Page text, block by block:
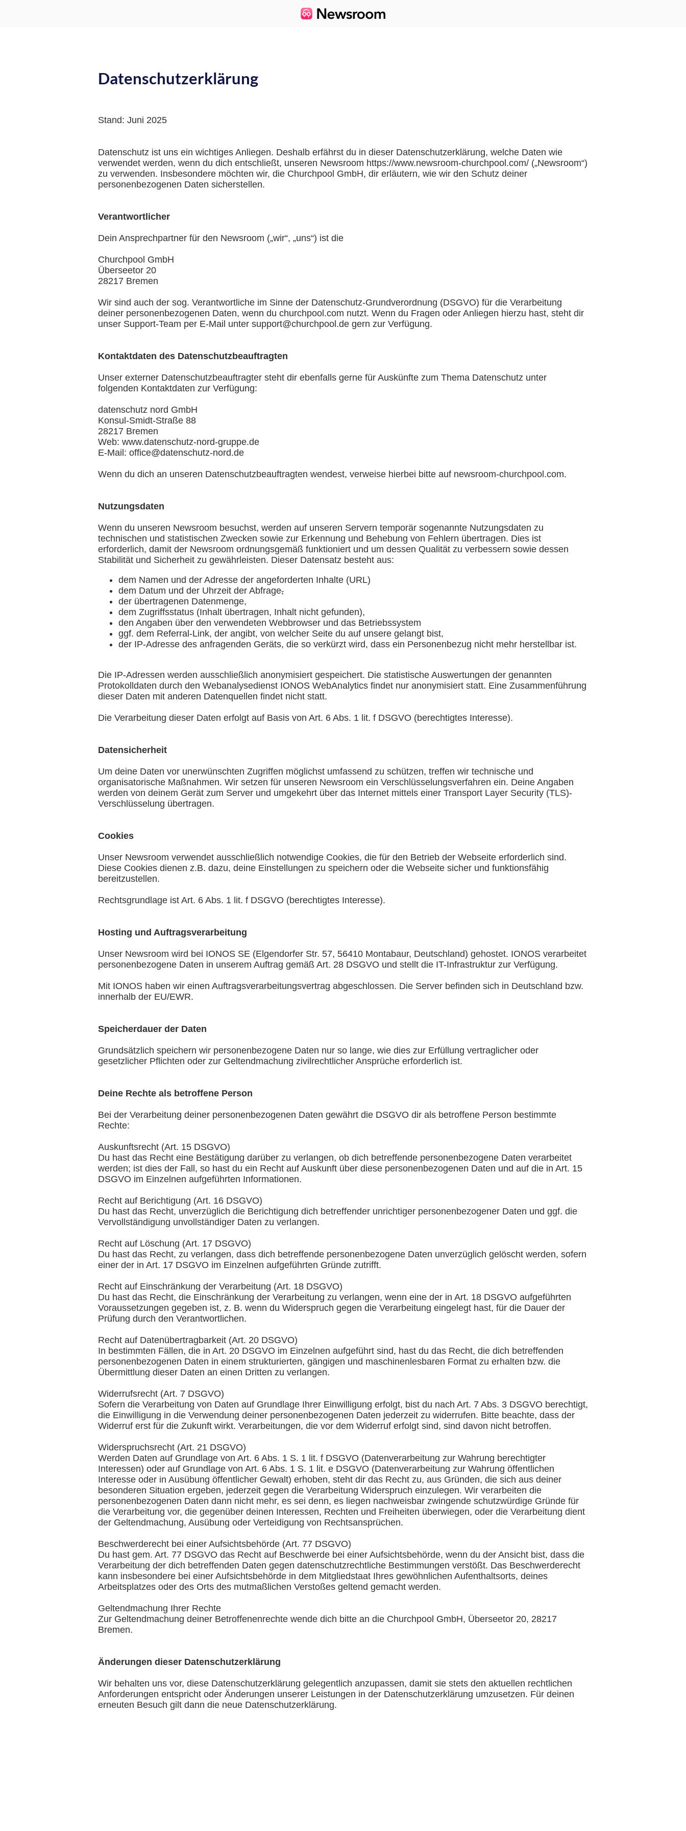
Datenschutzerklärung
Stand: Juni 2025
Datenschutz ist uns ein wichtiges Anliegen. Deshalb erfährst du in dieser Datenschutzerklärung, welche Daten wie
verwendet werden, wenn du dich entschließt, unseren Newsroom https://www.newsroom-churchpool.com/ („Newsroom“)
zu verwenden. Insbesondere möchten wir, die Churchpool GmbH, dir erläutern, wie wir den Schutz deiner
personenbezogenen Daten sicherstellen.
Verantwortlicher
Dein Ansprechpartner für den Newsroom („wir“, „uns“) ist die
Churchpool GmbH
Überseetor 20
28217 Bremen
Wir sind auch der sog. Verantwortliche im Sinne der Datenschutz-Grundverordnung (DSGVO) für die Verarbeitung
deiner personenbezogenen Daten, wenn du churchpool.com nutzt. Wenn du Fragen oder Anliegen hierzu hast, steht dir
unser Support-Team per E-Mail unter support@churchpool.de gern zur Verfügung.
Kontaktdaten des Datenschutzbeauftragten
Unser externer Datenschutzbeauftragter steht dir ebenfalls gerne für Auskünfte zum Thema Datenschutz unter
folgenden Kontaktdaten zur Verfügung:
datenschutz nord GmbH
Konsul-Smidt-Straße 88
28217 Bremen
Web: www.datenschutz-nord-gruppe.de
E-Mail: office@datenschutz-nord.de
Wenn du dich an unseren Datenschutzbeauftragten wendest, verweise hierbei bitte auf newsroom-churchpool.com.
Nutzungsdaten
Wenn du unseren Newsroom besuchst, werden auf unseren Servern temporär sogenannte Nutzungsdaten zu
technischen und statistischen Zwecken sowie zur Erkennung und Behebung von Fehlern übertragen. Dies ist
erforderlich, damit der Newsroom ordnungsgemäß funktioniert und um dessen Qualität zu verbessern sowie dessen
Stabilität und Sicherheit zu gewährleisten. Dieser Datensatz besteht aus:
dem Namen und der Adresse der angeforderten Inhalte (URL)
dem Datum und der Uhrzeit der Abfrage,
der übertragenen Datenmenge,
dem Zugriffsstatus (Inhalt übertragen, Inhalt nicht gefunden),
den Angaben über den verwendeten Webbrowser und das Betriebssystem
ggf. dem Referral-Link, der angibt, von welcher Seite du auf unsere gelangt bist,
der IP-Adresse des anfragenden Geräts, die so verkürzt wird, dass ein Personenbezug nicht mehr herstellbar ist.
Die IP-Adressen werden ausschließlich anonymisiert gespeichert. Die statistische Auswertungen der genannten
Protokolldaten durch den Webanalysedienst IONOS WebAnalytics findet nur anonymisiert statt. Eine Zusammenführung
dieser Daten mit anderen Datenquellen findet nicht statt.
Die Verarbeitung dieser Daten erfolgt auf Basis von Art. 6 Abs. 1 lit. f DSGVO (berechtigtes Interesse).
Datensicherheit
Um deine Daten vor unerwünschten Zugriffen möglichst umfassend zu schützen, treffen wir technische und
organisatorische Maßnahmen. Wir setzen für unseren Newsroom ein Verschlüsselungsverfahren ein. Deine Angaben
werden von deinem Gerät zum Server und umgekehrt über das Internet mittels einer Transport Layer Security (TLS)-
Verschlüsselung übertragen.
Cookies
Unser Newsroom verwendet ausschließlich notwendige Cookies, die für den Betrieb der Webseite erforderlich sind.
Diese Cookies dienen z.B. dazu, deine Einstellungen zu speichern oder die Webseite sicher und funktionsfähig
bereitzustellen.
Rechtsgrundlage ist Art. 6 Abs. 1 lit. f DSGVO (berechtigtes Interesse).
Hosting und Auftragsverarbeitung
Unser Newsroom wird bei IONOS SE (Elgendorfer Str. 57, 56410 Montabaur, Deutschland) gehostet. IONOS verarbeitet
personenbezogene Daten in unserem Auftrag gemäß Art. 28 DSGVO und stellt die IT-Infrastruktur zur Verfügung.
Mit IONOS haben wir einen Auftragsverarbeitungsvertrag abgeschlossen. Die Server befinden sich in Deutschland bzw.
innerhalb der EU/EWR.
Speicherdauer der Daten
Grundsätzlich speichern wir personenbezogene Daten nur so lange, wie dies zur Erfüllung vertraglicher oder
gesetzlicher Pflichten oder zur Geltendmachung zivilrechtlicher Ansprüche erforderlich ist.
Deine Rechte als betroffene Person
Bei der Verarbeitung deiner personenbezogenen Daten gewährt die DSGVO dir als betroffene Person bestimmte
Rechte:
Auskunftsrecht (Art. 15 DSGVO)
Du hast das Recht eine Bestätigung darüber zu verlangen, ob dich betreffende personenbezogene Daten verarbeitet
werden; ist dies der Fall, so hast du ein Recht auf Auskunft über diese personenbezogenen Daten und auf die in Art. 15
DSGVO im Einzelnen aufgeführten Informationen.
Recht auf Berichtigung (Art. 16 DSGVO)
Du hast das Recht, unverzüglich die Berichtigung dich betreffender unrichtiger personenbezogener Daten und ggf. die
Vervollständigung unvollständiger Daten zu verlangen.
Recht auf Löschung (Art. 17 DSGVO)
Du hast das Recht, zu verlangen, dass dich betreffende personenbezogene Daten unverzüglich gelöscht werden, sofern
einer der in Art. 17 DSGVO im Einzelnen aufgeführten Gründe zutrifft.
Recht auf Einschränkung der Verarbeitung (Art. 18 DSGVO)
Du hast das Recht, die Einschränkung der Verarbeitung zu verlangen, wenn eine der in Art. 18 DSGVO aufgeführten
Voraussetzungen gegeben ist, z. B. wenn du Widerspruch gegen die Verarbeitung eingelegt hast, für die Dauer der
Prüfung durch den Verantwortlichen.
Recht auf Datenübertragbarkeit (Art. 20 DSGVO)
In bestimmten Fällen, die in Art. 20 DSGVO im Einzelnen aufgeführt sind, hast du das Recht, die dich betreffenden
personenbezogenen Daten in einem strukturierten, gängigen und maschinenlesbaren Format zu erhalten bzw. die
Übermittlung dieser Daten an einen Dritten zu verlangen.
Widerrufsrecht (Art. 7 DSGVO)
Sofern die Verarbeitung von Daten auf Grundlage Ihrer Einwilligung erfolgt, bist du nach Art. 7 Abs. 3 DSGVO berechtigt,
die Einwilligung in die Verwendung deiner personenbezogenen Daten jederzeit zu widerrufen. Bitte beachte, dass der
Widerruf erst für die Zukunft wirkt. Verarbeitungen, die vor dem Widerruf erfolgt sind, sind davon nicht betroffen.
Widerspruchsrecht (Art. 21 DSGVO)
Werden Daten auf Grundlage von Art. 6 Abs. 1 S. 1 lit. f DSGVO (Datenverarbeitung zur Wahrung berechtigter
Interessen) oder auf Grundlage von Art. 6 Abs. 1 S. 1 lit. e DSGVO (Datenverarbeitung zur Wahrung öffentlichen
Interesse oder in Ausübung öffentlicher Gewalt) erhoben, steht dir das Recht zu, aus Gründen, die sich aus deiner
besonderen Situation ergeben, jederzeit gegen die Verarbeitung Widerspruch einzulegen. Wir verarbeiten die
personenbezogenen Daten dann nicht mehr, es sei denn, es liegen nachweisbar zwingende schutzwürdige Gründe für
die Verarbeitung vor, die gegenüber deinen Interessen, Rechten und Freiheiten überwiegen, oder die Verarbeitung dient
der Geltendmachung, Ausübung oder Verteidigung von Rechtsansprüchen.
Beschwerderecht bei einer Aufsichtsbehörde (Art. 77 DSGVO)
Du hast gem. Art. 77 DSGVO das Recht auf Beschwerde bei einer Aufsichtsbehörde, wenn du der Ansicht bist, dass die
Verarbeitung der dich betreffenden Daten gegen datenschutzrechtliche Bestimmungen verstößt. Das Beschwerderecht
kann insbesondere bei einer Aufsichtsbehörde in dem Mitgliedstaat Ihres gewöhnlichen Aufenthaltsorts, deines
Arbeitsplatzes oder des Orts des mutmaßlichen Verstoßes geltend gemacht werden.
Geltendmachung Ihrer Rechte
Zur Geltendmachung deiner Betroffenenrechte wende dich bitte an die Churchpool GmbH, Überseetor 20, 28217
Bremen.
Änderungen dieser Datenschutzerklärung
Wir behalten uns vor, diese Datenschutzerklärung gelegentlich anzupassen, damit sie stets den aktuellen rechtlichen
Anforderungen entspricht oder Änderungen unserer Leistungen in der Datenschutzerklärung umzusetzen. Für deinen
erneuten Besuch gilt dann die neue Datenschutzerklärung.